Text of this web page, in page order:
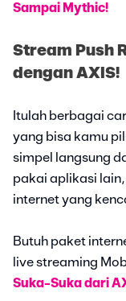
Sampai Mythic!
Stream Push
dengan AXIS!
Itulah berbagai
yang bisa kamu
simpel langsung
pakai aplikasi
internet yang
Butuh paket
live streaming
Suka-Suka dari